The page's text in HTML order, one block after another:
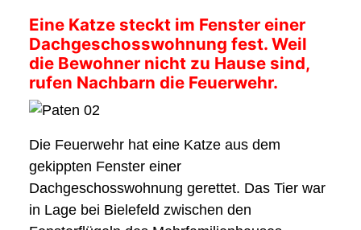
Eine Katze steckt im Fenster einer
Dachgeschosswohnung fest. Weil
die Bewohner nicht zu Hause sind,
rufen Nachbarn die Feuerwehr.
Die Feuerwehr hat eine Katze aus dem
gekippten Fenster einer
Dachgeschosswohnung gerettet. Das Tier war
in Lage bei Bielefeld zwischen den